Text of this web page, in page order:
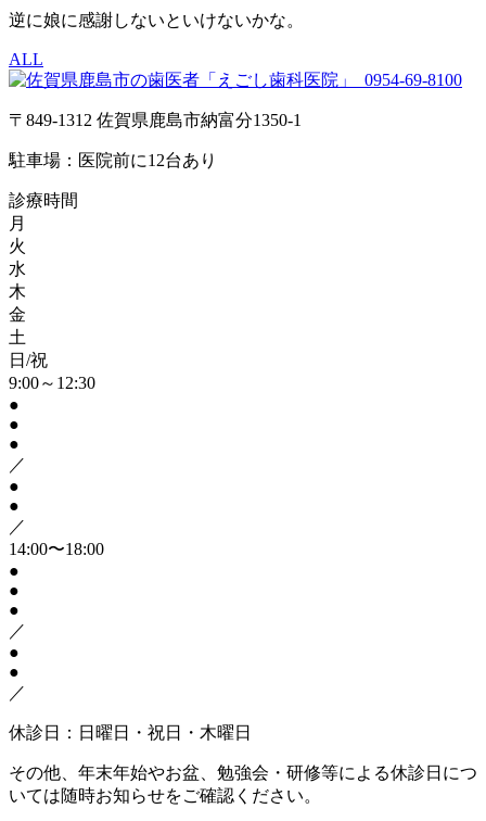
逆に娘に感謝しないといけないかな。
ALL
0954-69-8100
〒849-1312 佐賀県鹿島市納富分1350-1
駐車場：医院前に12台あり
診療時間
月
火
水
木
金
土
日/祝
9:00～12:30
●
●
●
／
●
●
／
14:00〜18:00
●
●
●
／
●
●
／
休診日：日曜日・祝日・木曜日
その他、年末年始やお盆、勉強会・研修等による休診日につ
いては随時お知らせをご確認ください。